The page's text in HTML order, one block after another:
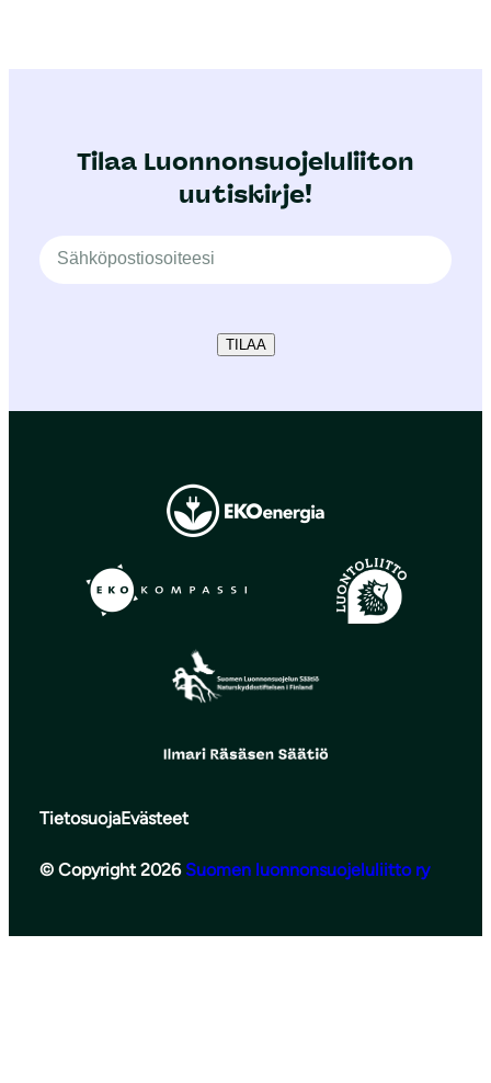
Tilaa Luonnonsuojeluliiton
uutiskirje!
TILAA
TietosuojaEvästeet
© Copyright 2026 Suomen luonnonsuojeluliitto ry